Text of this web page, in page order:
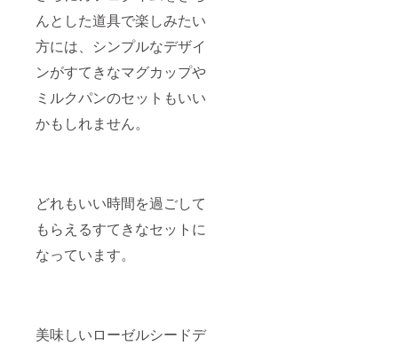
んとした道具で楽しみたい
方には、シンプルなデザイ
ンがすてきなマグカップや
ミルクパンのセットもいい
かもしれません。
どれもいい時間を過ごして
もらえるすてきなセットに
なっています。
美味しいローゼルシードデ